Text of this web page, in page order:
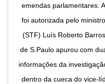
emendas parlamentares.
foi autorizada pelo
(STF) Luís Roberto
de S.Paulo apurou com
informações da
dentro da cueca do vice-